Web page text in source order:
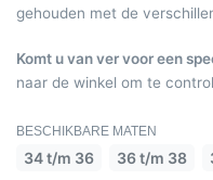
gehouden met de
Komt u van ver voor een
naar de winkel om te
BESCHIKBARE MATEN
34 t/m 36 36 t/m 38